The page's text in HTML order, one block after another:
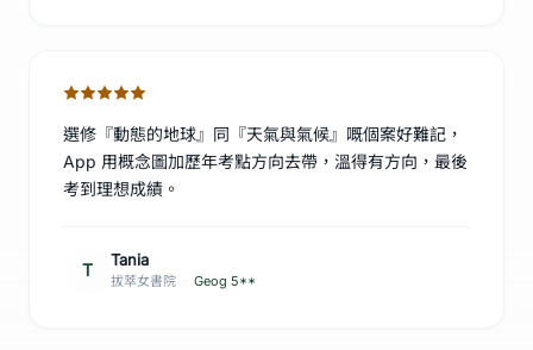
選修『動態的地球』同『天氣與氣候』嘅個案好難記，
App 用概念圖加歷年考點方向去帶，溫得有方向，最後
考到理想成績。
T Tania
拔萃女書院 · Geog 5**